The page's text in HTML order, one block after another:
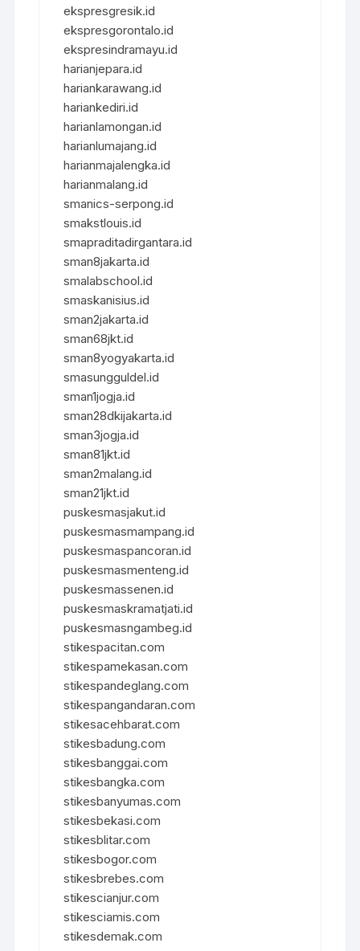
ekspresgresik.id
ekspresgorontalo.id
ekspresindramayu.id
harianjepara.id
hariankarawang.id
hariankediri.id
harianlamongan.id
harianlumajang.id
harianmajalengka.id
harianmalang.id
smanics-serpong.id
smakstlouis.id
smapraditadirgantara.id
sman8jakarta.id
smalabschool.id
smaskanisius.id
sman2jakarta.id
sman68jkt.id
sman8yogyakarta.id
smasungguldel.id
sman1jogja.id
sman28dkijakarta.id
sman3jogja.id
sman81jkt.id
sman2malang.id
sman21jkt.id
puskesmasjakut.id
puskesmasmampang.id
puskesmaspancoran.id
puskesmasmenteng.id
puskesmassenen.id
puskesmaskramatjati.id
puskesmasngambeg.id
stikespacitan.com
stikespamekasan.com
stikespandeglang.com
stikespangandaran.com
stikesacehbarat.com
stikesbadung.com
stikesbanggai.com
stikesbangka.com
stikesbanyumas.com
stikesbekasi.com
stikesblitar.com
stikesbogor.com
stikesbrebes.com
stikescianjur.com
stikesciamis.com
stikesdemak.com